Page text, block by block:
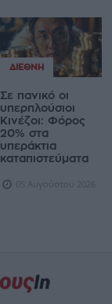
Σε πανικό οι
υπερπλούσιοι
Κινέζοι: Φόρος
20% στα
υπεράκτια